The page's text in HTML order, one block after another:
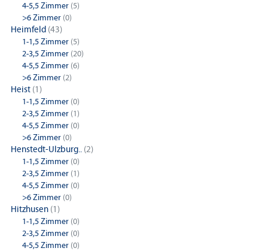
4-5,5 Zimmer (5)
>6 Zimmer (0)
Heimfeld (43)
1-1,5 Zimmer (5)
2-3,5 Zimmer (20)
4-5,5 Zimmer (6)
>6 Zimmer (2)
Heist (1)
1-1,5 Zimmer (0)
2-3,5 Zimmer (1)
4-5,5 Zimmer (0)
>6 Zimmer (0)
Henstedt-Ulzburg.. (2)
1-1,5 Zimmer (0)
2-3,5 Zimmer (1)
4-5,5 Zimmer (0)
>6 Zimmer (0)
Hitzhusen (1)
1-1,5 Zimmer (0)
2-3,5 Zimmer (0)
4-5,5 Zimmer (0)